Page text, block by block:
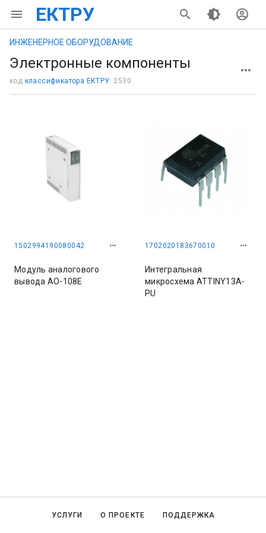
ЕКТРУ
ИНЖЕНЕРНОЕ ОБОРУДОВАНИЕ
Электронные компоненты
код классификатора ЕКТРУ: 2530
1502994190080042
Модуль аналогового
вывода AO-108E
1702020183670010
Интегральная
микросхема ATTINY13A-
PU
УСЛУГИ О ПРОЕКТЕ ПОДДЕРЖКА